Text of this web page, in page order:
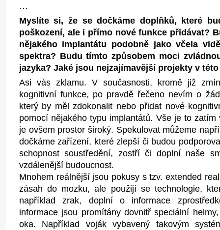
…
Myslíte si, že se dočkáme doplňků, které
poškození, ale i přímo nové funkce přidávat?
nějakého implantátu podobně jako včela
spektra? Budu tímto způsobem moci
jazyka? Jaké jsou nejzajímavější projekty v
Asi vás zklamu. V současnosti, kromě již
kognitivní funkce, po pravdě řečeno nevím o
který by měl zdokonalit nebo přidat nové
pomocí nějakého typu implantátů. Vše je to
je ovšem prostor široký. Spekulovat můžeme
dočkáme zařízení, které zlepší či budou
schopnost soustředění, zostří či doplní naše
vzdálenější budoucnost.
Mnohem reálnější jsou pokusy s tzv. extended
zásah do mozku, ale použijí se technologie,
například zrak, doplní o informace
informace jsou promítány dovnitř speciální
oka. Například voják vybavený takovým